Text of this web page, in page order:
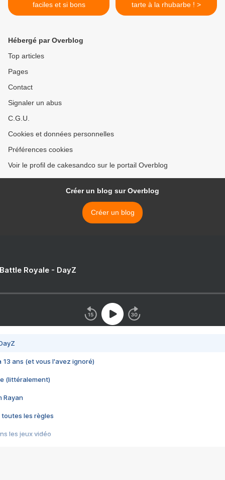
faciles et si bons
tarte à la rhubarbe ! >
Hébergé par Overblog
Top articles
Pages
Contact
Signaler un abus
C.G.U.
Cookies et données personnelles
Préférences cookies
Voir le profil de cakesandco sur le portail Overblog
Créer un blog sur Overblog
Créer un blog
Royale - DayZ
13 ans (et vous l'avez ignoré)
(littéralement)
Rayan
toutes les règles
les jeux vidéo